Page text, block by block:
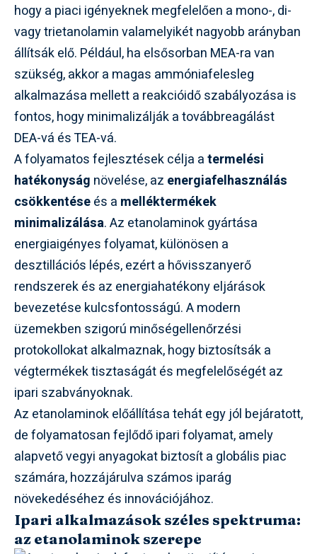
hogy a piaci igényeknek megfelelően a mono-, di-
vagy trietanolamin valamelyikét nagyobb arányban
állítsák elő. Például, ha elsősorban MEA-ra van
szükség, akkor a magas ammóniafelesleg
alkalmazása mellett a reakcióidő szabályozása is
fontos, hogy minimalizálják a továbbreagálást
DEA-vá és TEA-vá.
A folyamatos fejlesztések célja atermelési
hatékonyság növelése, az energiafelhasználás
csökkentéseés a melléktermékek
minimalizálása. Az etanolaminok gyártása
energiaigényes folyamat, különösen a
desztillációs lépés, ezért a hővisszanyerő
rendszerek és az energiahatékony eljárások
bevezetése kulcsfontosságú. A modern
üzemekben szigorú minőségellenőrzési
protokollokat alkalmaznak, hogy biztosítsák a
végtermékek tisztaságát és megfelelőségét az
ipari szabványoknak.
Az etanolaminok előállítása tehát egy jól bejáratott,
de folyamatosan fejlődő ipari folyamat, amely
alapvető vegyi anyagokat biztosít a globális piac
számára, hozzájárulva számos iparág
növekedéséhez és innovációjához.
Ipari alkalmazások széles spektruma:
az etanolaminok szerepe